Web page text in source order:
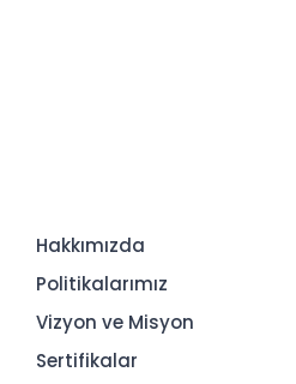
Hakkımızda
Politikalarımız
Vizyon ve Misyon
Sertifikalar